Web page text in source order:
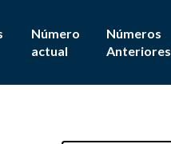
Número
actual
Números
Anteriores